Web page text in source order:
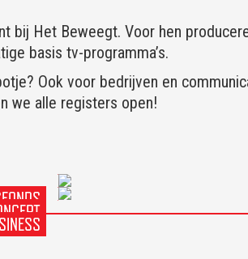
bij Het Beweegt. Voor hen
basis tv-programma’s.
Ook voor bedrijven en
we alle registers open!